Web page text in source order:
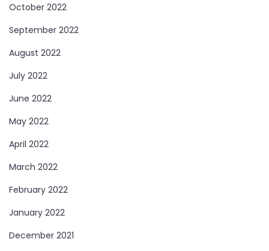
October 2022
September 2022
August 2022
July 2022
June 2022
May 2022
April 2022
March 2022
February 2022
January 2022
December 2021